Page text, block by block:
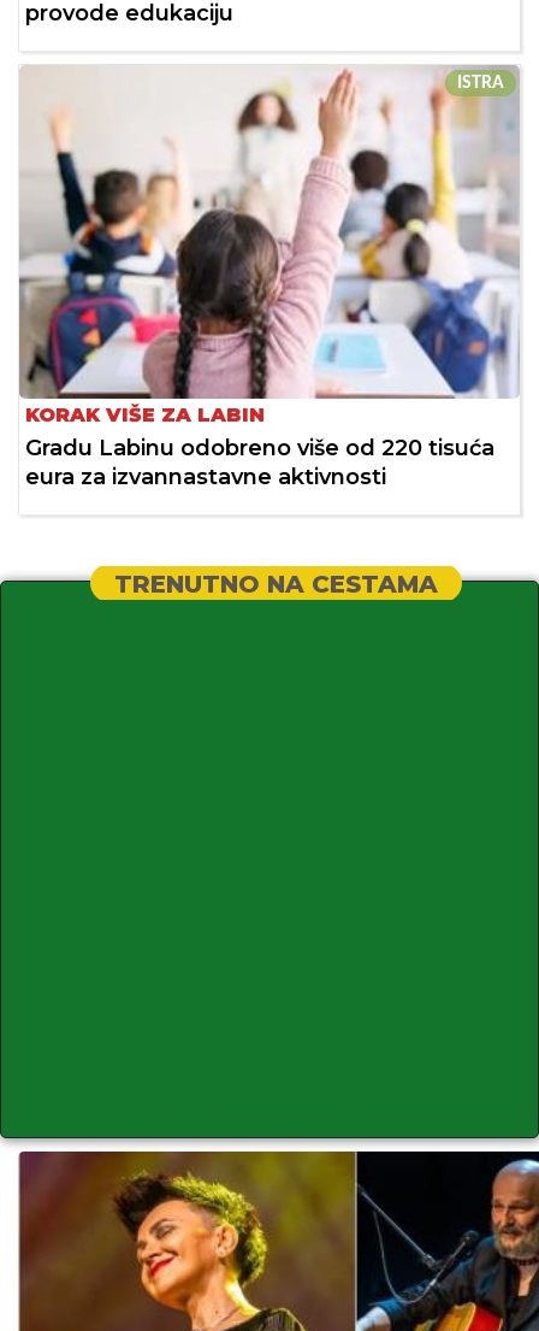
provode edukaciju
ISTRA
KORAK VIŠE ZA LABIN
Gradu Labinu odobreno više od 220 tisuća
eura za izvannastavne aktivnosti
TRENUTNO NA CESTAMA